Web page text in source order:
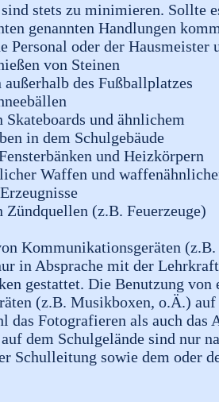
stets zu minimieren. Sollte
genannten Handlungen
Personal oder der Hausmeister
von Steinen
außerhalb des Fußballplatzes
und ähnlichem
in dem Schulgebäude
und Heizkörpern
Waffen und
(z.B. Feuerzeuge)
Kommunikationsgeräten
in Absprache mit der
gestattet. Die Benutzung von
(z.B. Musikboxen, o.Ä.)
das Fotografieren als auch das
dem Schulgelände sind nur
Schulleitung sowie dem oder